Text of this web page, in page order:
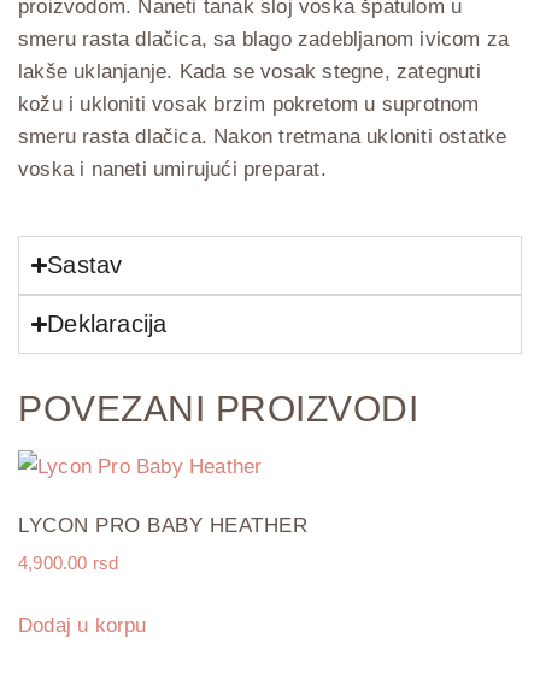
proizvodom. Naneti tanak sloj voska špatulom u
smeru rasta dlačica, sa blago zadebljanom ivicom za
lakše uklanjanje. Kada se vosak stegne, zategnuti
kožu i ukloniti vosak brzim pokretom u suprotnom
smeru rasta dlačica. Nakon tretmana ukloniti ostatke
voska i naneti umirujući preparat.
Sastav
Deklaracija
POVEZANI PROIZVODI
LYCON PRO BABY HEATHER
4,900.00 rsd
Dodaj u korpu